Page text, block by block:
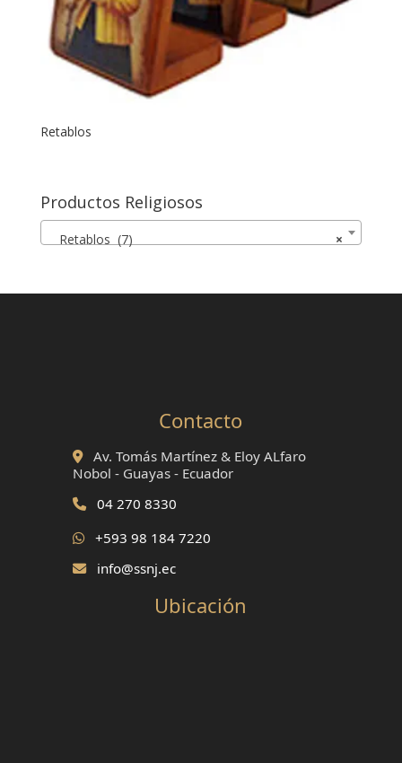
Retablos
Productos Religiosos
×
Retablos (7)
Contacto
Av. Tomás Martínez & Eloy ALfaro
Nobol - Guayas - Ecuador
04 270 8330
+593 98 184 7220
info@ssnj.ec
Ubicación